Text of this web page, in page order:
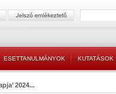
ESETTANULMÁNYOK KUTATÁSOK
2024...